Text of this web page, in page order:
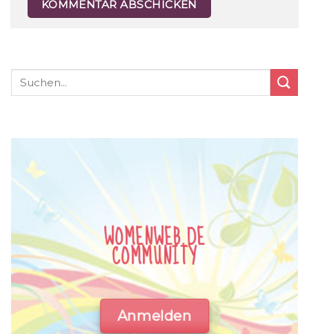
WOMENWEB.DE
COMMUNITY
Anmelden